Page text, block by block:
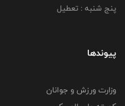
پنج شنبه : تعطیل
پیوندها
وزارت ورزش و جوانان